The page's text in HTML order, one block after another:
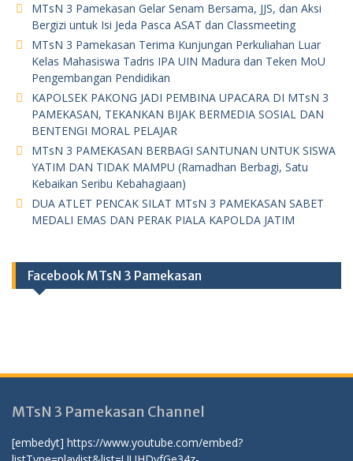
MTsN 3 Pamekasan Gelar Senam Bersama, JJS, dan Aksi
Bergizi untuk Isi Jeda Pasca ASAT dan Classmeeting
MTsN 3 Pamekasan Terima Kunjungan Perkuliahan Luar
Kelas Mahasiswa Tadris IPA UIN Madura dan Teken MoU
Pengembangan Pendidikan
KAPOLSEK PAKONG JADI PEMBINA UPACARA DI MTsN 3
PAMEKASAN, TEKANKAN BIJAK BERMEDIA SOSIAL DAN
BENTENGI MORAL PELAJAR
MTsN 3 PAMEKASAN BERBAGI SANTUNAN UNTUK SISWA
YATIM DAN TIDAK MAMPU (Ramadhan Berbagi, Satu
Kebaikan Seribu Kebahagiaan)
DUA ATLET PENCAK SILAT MTsN 3 PAMEKASAN SABET
MEDALI EMAS DAN PERAK PIALA KAPOLDA JATIM
Facebook MTsN 3 Pamekasan
MTsN 3 Pamekasan Channel
[embedyt] https://www.youtube.com/embed?